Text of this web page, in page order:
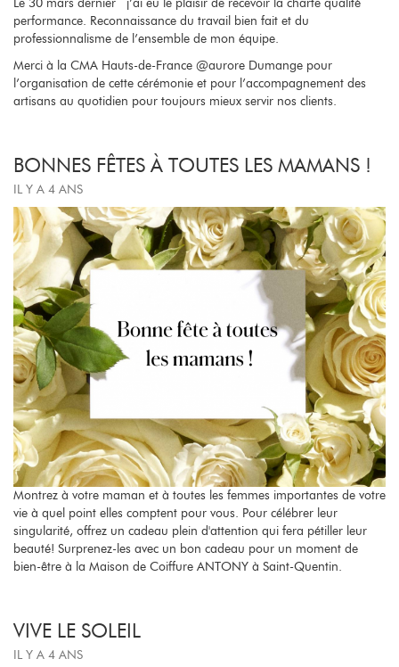
Le 30 mars dernier j’ai eu le plaisir de recevoir la charte qualité
performance. Reconnaissance du travail bien fait et du
professionnalisme de l’ensemble de mon équipe.
Merci à la CMA Hauts-de-France @aurore Dumange pour
l’organisation de cette cérémonie et pour l’accompagnement des
artisans au quotidien pour toujours mieux servir nos clients.
BONNES FÊTES À TOUTES LES MAMANS !
IL Y A 4 ANS
Montrez à votre maman et à toutes les femmes importantes de votre
vie à quel point elles comptent pour vous. Pour célébrer leur
singularité, offrez un cadeau plein d'attention qui fera pétiller leur
beauté! Surprenez-les avec un bon cadeau pour un moment de
bien-être à la Maison de Coiffure ANTONY à Saint-Quentin.
VIVE LE SOLEIL
IL Y A 4 ANS